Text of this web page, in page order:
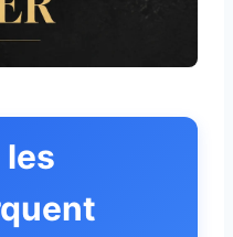
les